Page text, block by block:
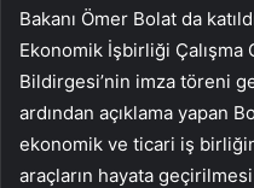
Bakanı Ömer Bolat da
Ekonomik İşbirliği Çalışma
Bildirgesi’nin imza töreni
ardından açıklama yapan
ekonomik ve ticari iş
araçların hayata